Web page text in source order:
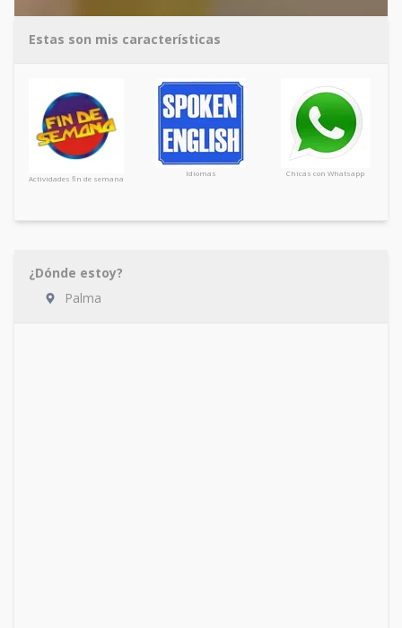
Estas son mis características
Actividades fin de semana
Idiomas Chicas con Whatsapp
¿Dónde estoy?
Palma